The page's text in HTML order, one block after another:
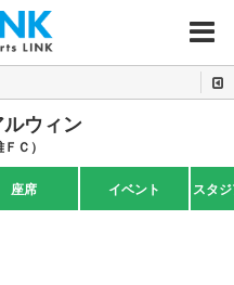
MENU
ウィン
Ｃ）
座席 イベント スタ